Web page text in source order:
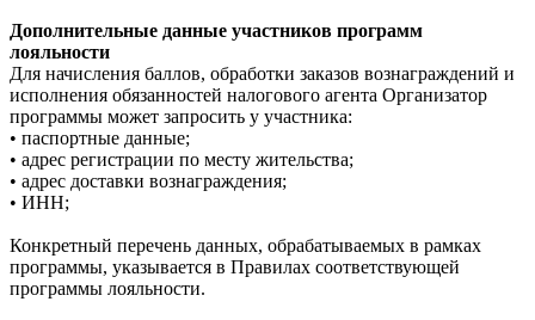
Дополнительные данные участников программ
лояльности
Для начисления баллов, обработки заказов вознаграждений и
исполнения обязанностей налогового агента Организатор
программы может запросить у участника:
• паспортные данные;
• адрес регистрации по месту жительства;
• адрес доставки вознаграждения;
• ИНН;
Конкретный перечень данных, обрабатываемых в рамках
программы, указывается в Правилах соответствующей
программы лояльности.